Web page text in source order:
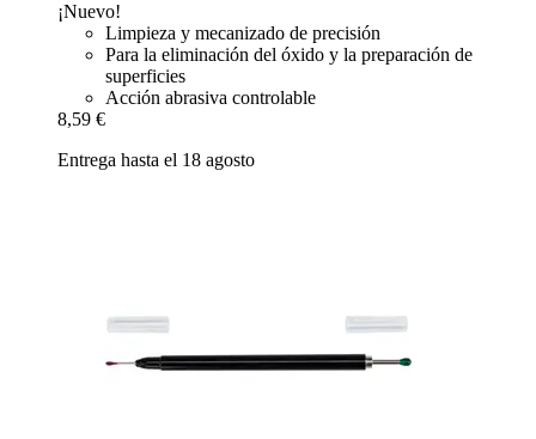
¡Nuevo!
Limpieza y mecanizado de precisión
Para la eliminación del óxido y la preparación de
superficies
Acción abrasiva controlable
8,59 €
Entrega hasta el 18 agosto